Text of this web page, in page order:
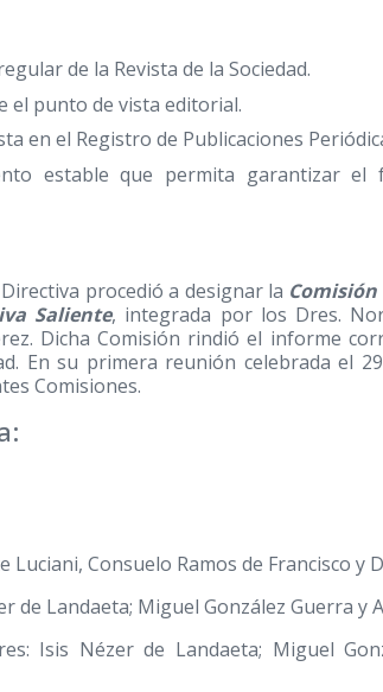
de la Revista de la Sociedad.
el punto de vista editorial.
en el Registro de Publicaciones
estable que permita garantizar el
procedió a designar la
Saliente, integrada por los Dres.
Dicha Comisión rindió el informe
En su primera reunión celebrada el
Comisiones.
Consuelo Ramos de Francisco y
de Landaeta; Miguel González Guerra y
Isis Nézer de Landaeta; Miguel